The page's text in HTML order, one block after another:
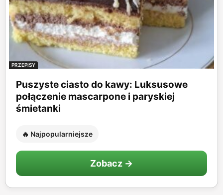
PRZEPISY
Puszyste ciasto do kawy: Luksusowe
połączenie mascarpone i paryskiej
śmietanki
🔥 Najpopularniejsze
Zobacz →